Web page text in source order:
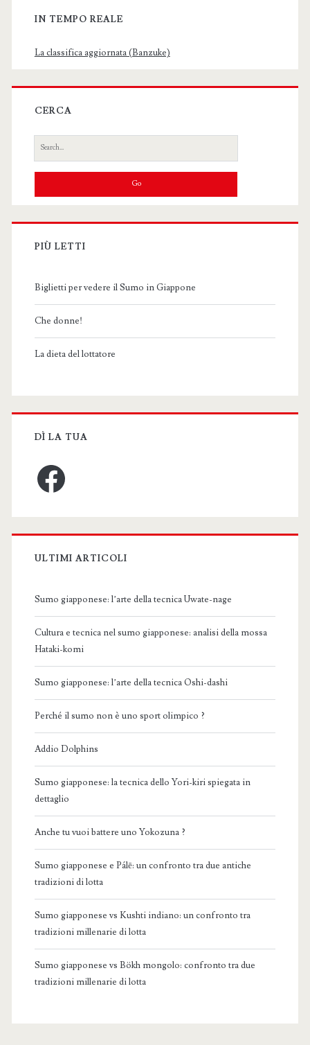
IN TEMPO REALE
La classifica aggiornata (Banzuke)
CERCA
Search
for:
PIÙ LETTI
Biglietti per vedere il Sumo in Giappone
Che donne!
La dieta del lottatore
DÌ LA TUA
Facebook
ULTIMI ARTICOLI
Sumo giapponese: l’arte della tecnica Uwate-nage
Cultura e tecnica nel sumo giapponese: analisi della mossa
Hataki-komi
Sumo giapponese: l’arte della tecnica Oshi-dashi
Perché il sumo non è uno sport olimpico ?
Addio Dolphins
Sumo giapponese: la tecnica dello Yori-kiri spiegata in
dettaglio
Anche tu vuoi battere uno Yokozuna ?
Sumo giapponese e Pálē: un confronto tra due antiche
tradizioni di lotta
Sumo giapponese vs Kushti indiano: un confronto tra
tradizioni millenarie di lotta
Sumo giapponese vs Bökh mongolo: confronto tra due
tradizioni millenarie di lotta